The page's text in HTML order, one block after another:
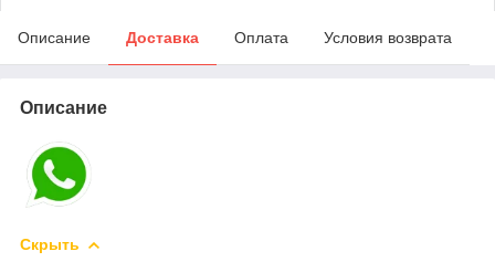
Описание Доставка Оплата Условия возврата
Описание
Скрыть